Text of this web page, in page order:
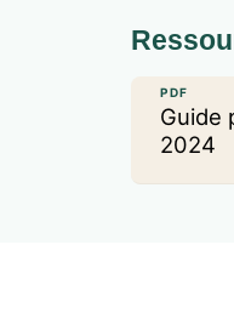
PDF
Guide
2024